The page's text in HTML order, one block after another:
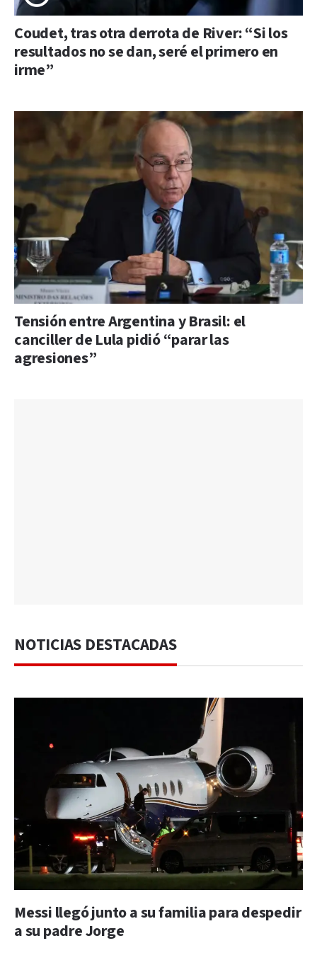
Coudet, tras otra derrota de River: “Si los
resultados no se dan, seré el primero en
irme”
Tensión entre Argentina y Brasil: el
canciller de Lula pidió “parar las
agresiones”
NOTICIAS DESTACADAS
Messi llegó junto a su familia para despedir
a su padre Jorge